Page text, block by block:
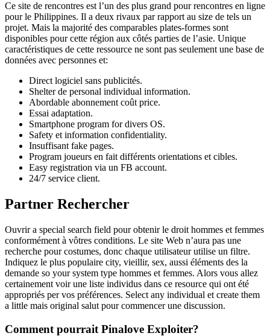
Ce site de rencontres est l’un des plus grand pour rencontres en ligne
pour le Philippines. Il a deux rivaux par rapport au size de tels un
projet. Mais la majorité des comparables plates-formes sont
disponibles pour cette région aux côtés parties de l’asie. Unique
caractéristiques de cette ressource ne sont pas seulement une base de
données avec personnes et:
Direct logiciel sans publicités.
Shelter de personal individual information.
Abordable abonnement coût price.
Essai adaptation.
Smartphone program for divers OS.
Safety et information confidentiality.
Insuffisant fake pages.
Program joueurs en fait différents orientations et cibles.
Easy registration via un FB account.
24/7 service client.
Partner Rechercher
Ouvrir a special search field pour obtenir le droit hommes et femmes
conformément à vôtres conditions. Le site Web n’aura pas une
recherche pour costumes, donc chaque utilisateur utilise un filtre.
Indiquez le plus populaire city, vieillir, sex, aussi éléments des la
demande so your system type hommes et femmes. Alors vous allez
certainement voir une liste individus dans ce resource qui ont été
appropriés per vos préférences. Select any individual et create them
a little mais original salut pour commencer une discussion.
Comment pourrait Pinalove Exploiter?